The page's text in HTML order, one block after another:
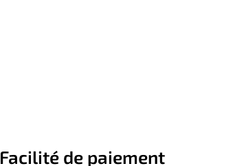
Facilité de paiement